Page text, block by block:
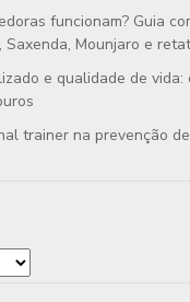
funcionam? Guia
Saxenda, Mounjaro e
e qualidade de vida:
trainer na prevenção